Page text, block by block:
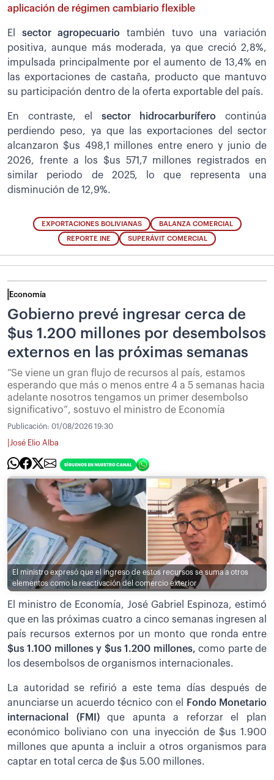
aplicación de régimen cambiario flexible
El sector agropecuariotambién tuvo una variación
positiva, aunque más moderada, ya que creció 2,8%,
impulsada principalmente por el aumento de 13,4% en
las exportaciones de castaña, producto que mantuvo
su participación dentro de la oferta exportable del país.
En contraste, el sector hidrocarburífero continúa
perdiendo peso, ya que las exportaciones del sector
alcanzaron $us 498,1 millones entre enero y junio de
2026, frente a los $us 571,7 millones registrados en
similar periodo de 2025, lo que representa una
disminución de 12,9%.
EXPORTACIONES BOLIVIANAS BALANZA COMERCIAL
REPORTE INE SUPERÁVIT COMERCIAL
Economía
Gobierno prevé ingresar cerca de
$us 1.200 millones por desembolsos
externos en las próximas semanas
“Se viene un gran flujo de recursos al país, estamos
esperando que más o menos entre 4 a 5 semanas hacia
adelante nosotros tengamos un primer desembolso
significativo”, sostuvo el ministro de Economía
Publicación: 01/08/2026 19:30
José Elio Alba
El ministro expresó que el ingreso de estos recursos se suma a otros
elementos como la reactivación del comercio exterior
El ministro de Economía, José Gabriel Espinoza, estimó
que en las próximas cuatro a cinco semanas ingresen al
país recursos externos por un monto que ronda entre
$us 1.100 millones y $us 1.200 millones, como parte de
los desembolsos de organismos internacionales.
La autoridad se refirió a este tema días después de
anunciarse un acuerdo técnico con el
Fondo Monetario
internacional (FMI)que apunta a reforzar el plan
económico boliviano con una inyección de $us 1.900
millones que apunta a incluir a otros organismos para
captar en total cerca de $us 5.00 millones.